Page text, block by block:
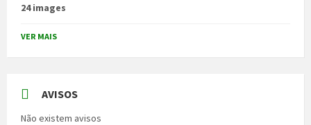
24 images
VER MAIS
AVISOS
Não existem avisos